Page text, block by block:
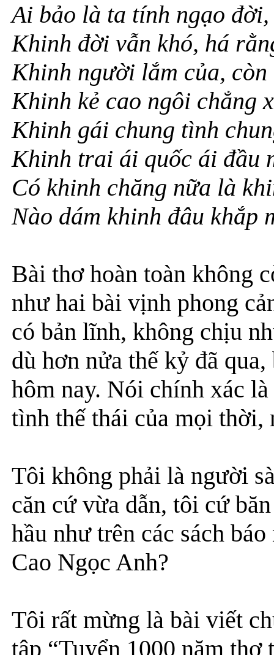
Ai bảo là ta tính ngạo đời,
Khinh đời vẫn khó, há
Khinh người lắm của, còn
Khinh kẻ cao ngôi chẳng
Khinh gái chung tình
Khinh trai ái quốc ái đầu
Có khinh chăng nữa là
Nào dám khinh đâu khắp
Bài thơ hoàn toàn không
như hai bài vịnh phong
có bản lĩnh, không chịu
dù hơn nửa thế kỷ đã
hôm nay. Nói chính xác
tình thế thái của mọi thời,
Tôi không phải là người
căn cứ vừa dẫn, tôi cứ
hầu như trên các sách
Cao Ngọc Anh?
Tôi rất mừng là bài viết
tập “Tuyển 1000 năm